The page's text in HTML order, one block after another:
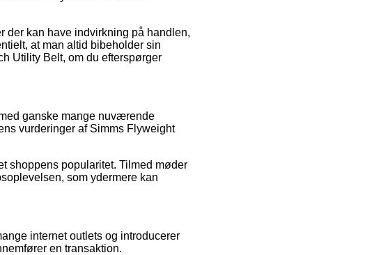
der kan have indvirkning på handlen,
at man altid bibeholder sin
Utility Belt, om du efterspørger
ganske mange nuværende
vurderinger af Simms Flyweight
shoppens popularitet. Tilmed møder
som ydermere kan
internet outlets og introducerer
en transaktion.